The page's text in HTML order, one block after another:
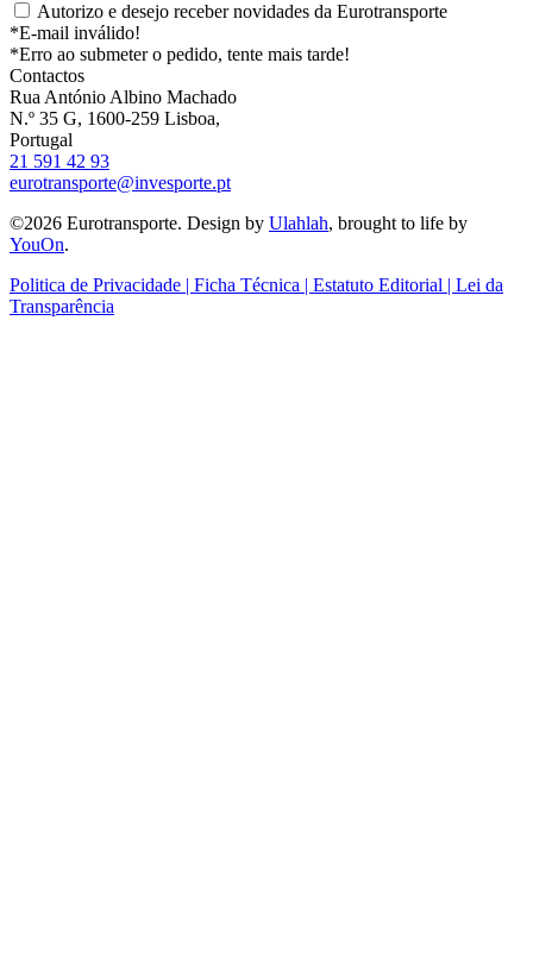
Autorizo e desejo receber novidades da Eurotransporte
*E-mail inválido!
*Erro ao submeter o pedido, tente mais tarde!
Contactos
Rua António Albino Machado
N.º 35 G, 1600-259 Lisboa,
Portugal
21 591 42 93
eurotransporte@invesporte.pt
©2026 Eurotransporte. Design by Ulahlah, brought to life by
YouOn.
Politica de Privacidade | Ficha Técnica | Estatuto Editorial | Lei da
Transparência